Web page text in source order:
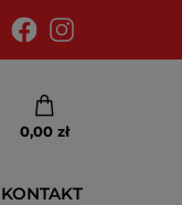
0,00 zł
KONTAKT